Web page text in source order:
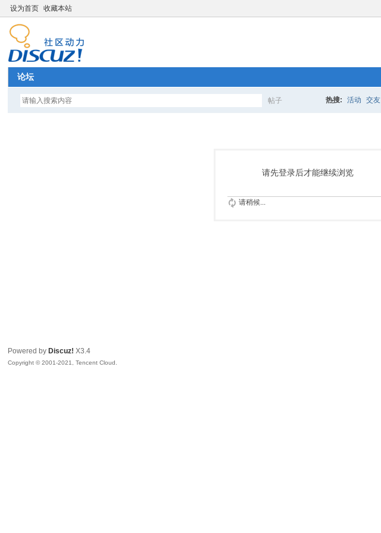
设为首页 收藏本站
论坛
帖子
索
热搜: 活动 交友
请先登录后才能继续浏览
请稍候...
Powered by Discuz! X3.4
Copyright © 2001-2021, Tencent Cloud.